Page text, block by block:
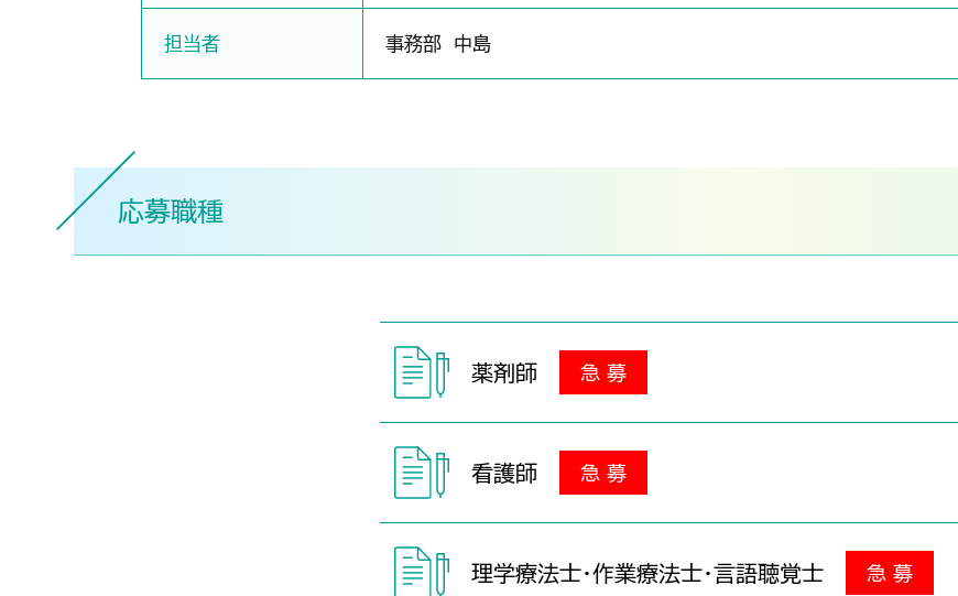
担当者 事務部 中島
応募職種
薬剤師 急 募
看護師 急 募
理学療法士・作業療法士・言語聴覚士 急 募